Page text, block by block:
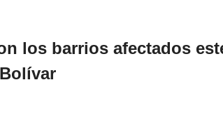
los barrios afectados